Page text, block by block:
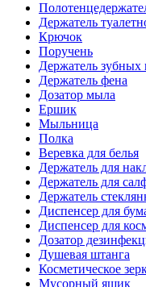
Держатель
Крючок
Поручень
Держатель зубных
Держатель фена
Дозатор мыла
Eршик
Мыльница
Полка
Веревка для белья
Держатель для
Держатель для
Держатель
Диспенсер для
Диспенсер для
Дозатор
Душевая штанга
Косметическое
Мусорный ящик